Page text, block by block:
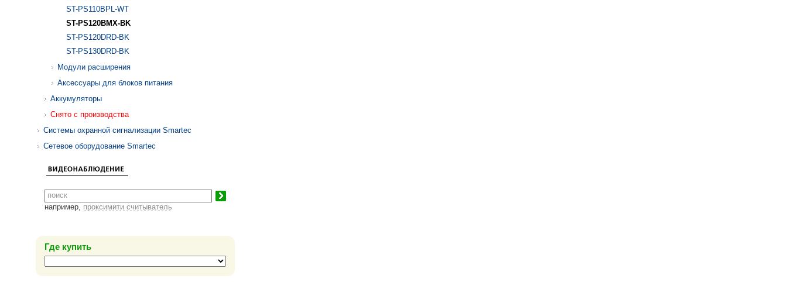
ST-PS110BPL-WT
ST-PS120BMX-BK
ST-PS120DRD-BK
ST-PS130DRD-BK
Модули расширения
Аксессуары для блоков питания
Аккумуляторы
Снято с производства
Системы охранной сигнализации Smartec
Сетевое оборудование Smartec
например, проксимити считыватель
Где купить